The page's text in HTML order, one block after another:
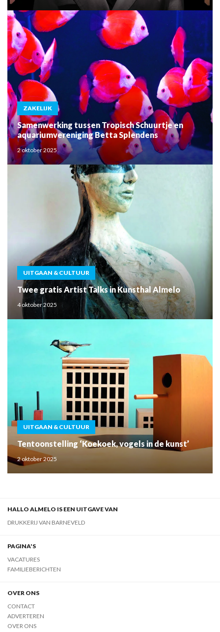
ZAKELIJK
Samenwerking tussen Tropisch Schuurtje en
aquariumvereniging Betta Splendens
2 oktober 2025
UITGAAN & CULTUUR
Twee gratis Artist Talks in Kunsthal Almelo
4 oktober 2025
UITGAAN & CULTUUR
Tentoonstelling ‘Koekoek, vogels in de kunst’
2 oktober 2025
HALLO ALMELO IS EEN UITGAVE VAN
DRUKKERIJ VAN BARNEVELD
PAGINA'S
VACATURES
FAMILIEBERICHTEN
OVER ONS
CONTACT
ADVERTEREN
OVER ONS